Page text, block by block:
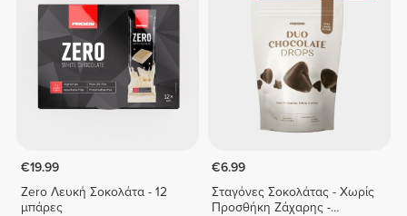
€19.99
Zero Λευκή Σοκολάτα - 12
μπάρες
€6.99
Σταγόνες Σοκολάτας - Χωρίς
Προσθήκη Ζάχαρης -